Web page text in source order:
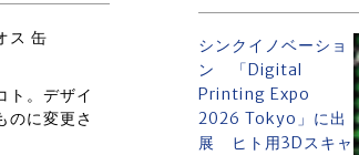
ス 缶
ト。デザイ
のに変更さ
シンクイノベーショ
ン 「Digital
Printing Expo
2026 Tokyo」に出
展 ヒト用3Dスキャ